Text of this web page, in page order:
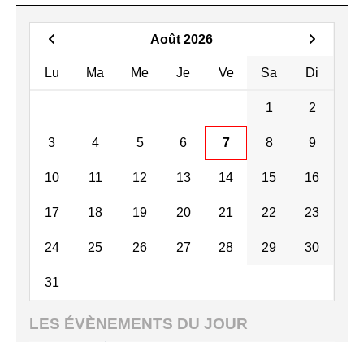
CANDIDATURE
Août 2026
Lu Ma Me Je Ve Sa Di
1 2
3 4 5 6 7 8 9
10 11 12 13 14 15 16
17 18 19 20 21 22 23
24 25 26 27 28 29 30
31
LES ÉVÈNEMENTS DU JOUR